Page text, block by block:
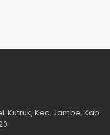
Kutruk, Kec. Jambe, Kab.